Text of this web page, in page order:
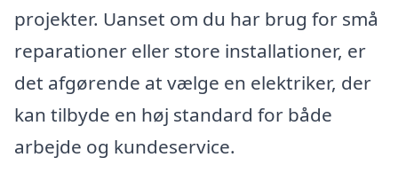
projekter. Uanset om du har brug for små
reparationer eller store installationer, er
det afgørende at vælge en elektriker, der
kan tilbyde en høj standard for både
arbejde og kundeservice.